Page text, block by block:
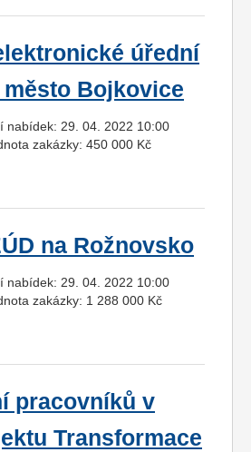
úřední
Bojkovice
nabídek: 29. 04. 2022 10:00
zakázky: 450 000 Kč
na Rožnovsko
nabídek: 29. 04. 2022 10:00
zakázky: 1 288 000 Kč
pracovníků v
Transformace